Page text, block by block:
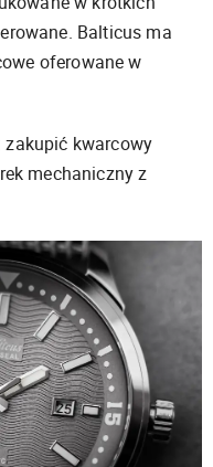
Balticus ma
oferowane w
zakupić kwarcowy
mechaniczny z